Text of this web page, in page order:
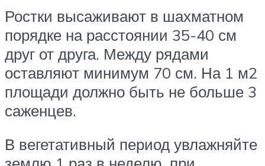
Ростки высаживают в шахматном
порядке на расстоянии 35-40 см
друг от друга. Между рядами
оставляют минимум 70 см. На 1 м2
площади должно быть не больше 3
саженцев.
В вегетативный период увлажняйте